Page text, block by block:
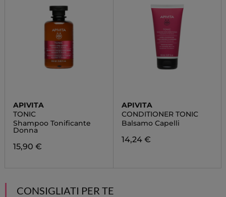
APIVITA
TONIC
Shampoo Tonificante
Donna
15,90 €
APIVITA
CONDITIONER TONIC
Balsamo Capelli
14,24 €
CONSIGLIATI PER TE